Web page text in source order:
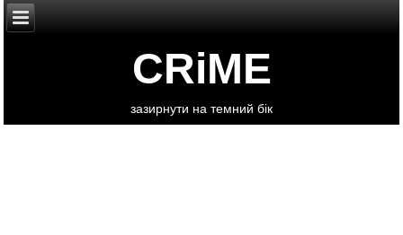
CRiME
зазирнути на темний бік